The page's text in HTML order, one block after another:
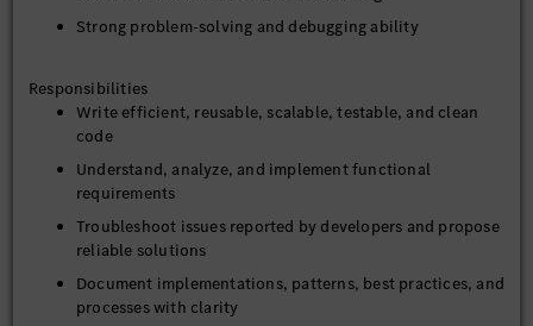
Strong problem-solving and debugging ability
Responsibilities
Write efficient, reusable, scalable, testable, and clean
code
Understand, analyze, and implement functional
requirements
Troubleshoot issues reported by developers and propose
reliable solutions
Document implementations, patterns, best practices, and
processes with clarity